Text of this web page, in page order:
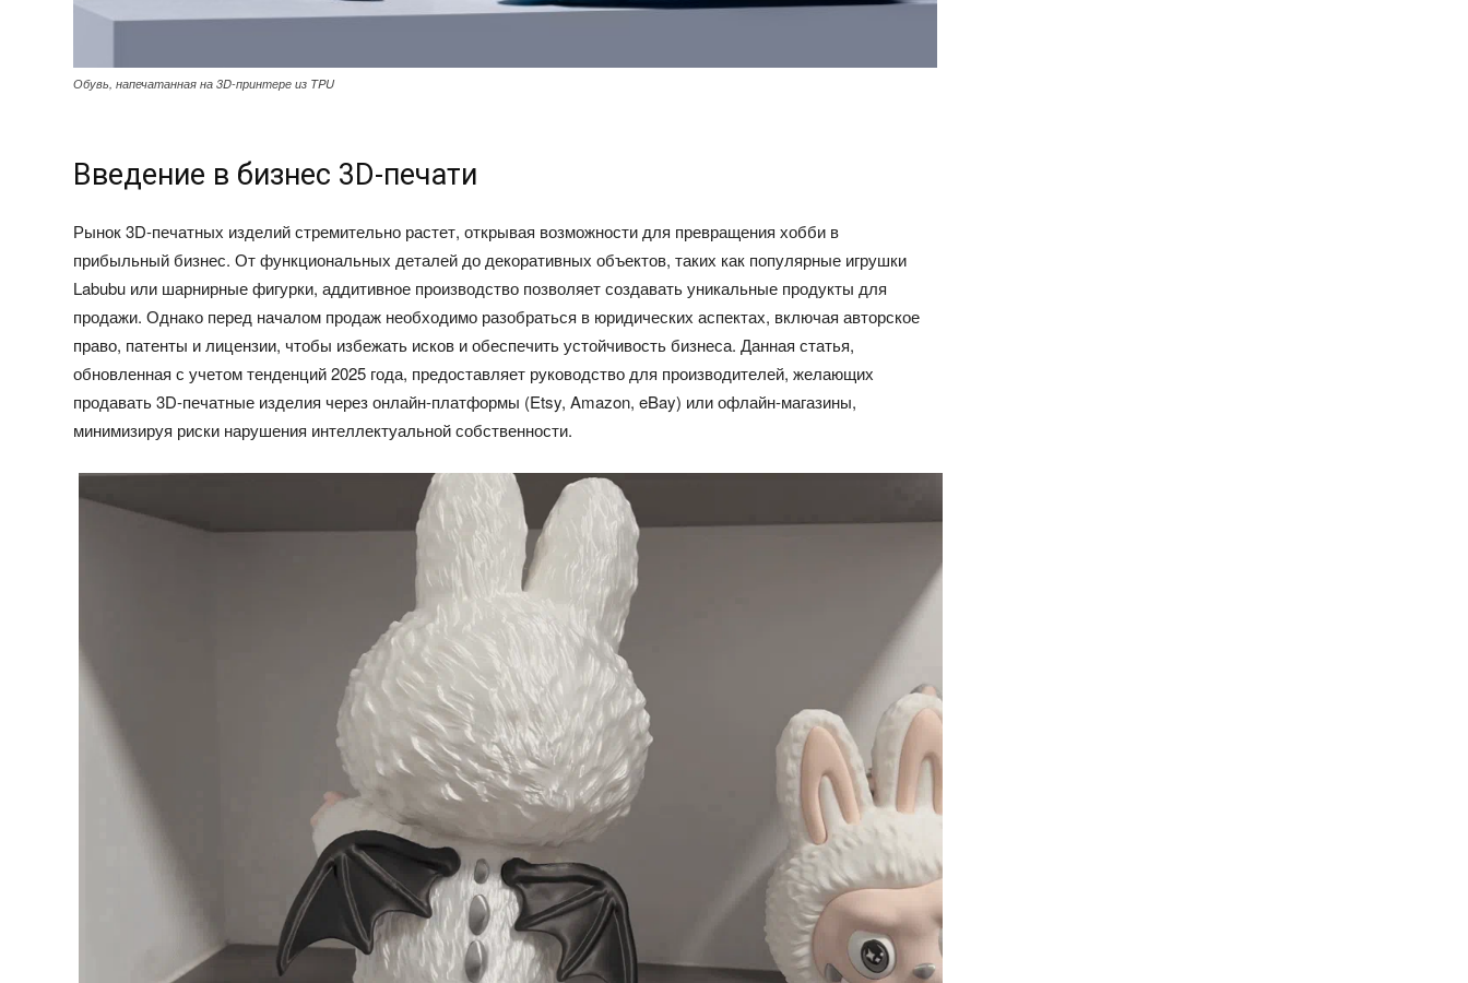
Обувь, напечатанная на 3D-принтере из TPU
Введение в бизнес 3D-печати
Рынок 3D-печатных изделий стремительно растет, открывая возможности для превращения хобби в
прибыльный бизнес. От функциональных деталей до декоративных объектов, таких как популярные игрушки
Labubu или шарнирные фигурки, аддитивное производство позволяет создавать уникальные продукты для
продажи. Однако перед началом продаж необходимо разобраться в юридических аспектах, включая авторское
право, патенты и лицензии, чтобы избежать исков и обеспечить устойчивость бизнеса. Данная статья,
обновленная с учетом тенденций 2025 года, предоставляет руководство для производителей, желающих
продавать 3D-печатные изделия через онлайн-платформы (Etsy, Amazon, eBay) или офлайн-магазины,
минимизируя риски нарушения интеллектуальной собственности.